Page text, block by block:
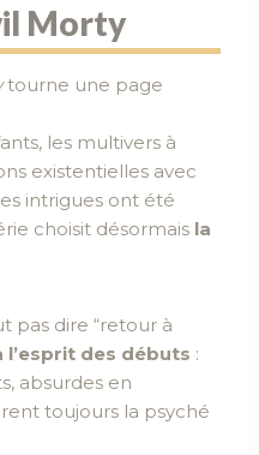
Morty
tourne une page
les multivers à
existentielles avec
intrigues ont été
choisit désormais la
pas dire “retour à
l’esprit des débuts :
absurdes en
toujours la psyché